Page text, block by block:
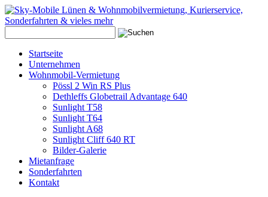
Startseite
Unternehmen
Wohnmobil-Vermietung
Pössl 2 Win RS Plus
Dethleffs Globetrail Advantage 640
Sunlight T58
Sunlight T64
Sunlight A68
Sunlight Cliff 640 RT
Bilder-Galerie
Mietanfrage
Sonderfahrten
Kontakt